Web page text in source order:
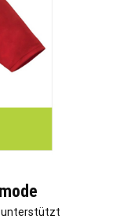
unterstützt